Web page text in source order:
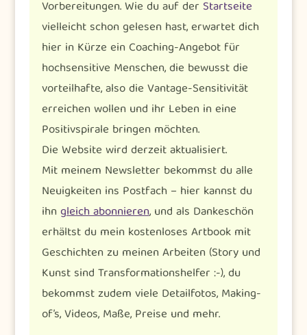
Vorbereitungen. Wie du auf der Startseite
vielleicht schon gelesen hast, erwartet dich
hier in Kürze ein Coaching-Angebot für
hochsensitive Menschen, die bewusst die
vorteilhafte, also die Vantage-Sensitivität
erreichen wollen und ihr Leben in eine
Positivspirale bringen möchten.
Die Website wird derzeit aktualisiert.
Mit meinem Newsletter bekommst du alle
Neuigkeiten ins Postfach – hier kannst du
ihn gleich abonnieren, und als Dankeschön
erhältst du mein kostenloses Artbook mit
Geschichten zu meinen Arbeiten (Story und
Kunst sind Transformationshelfer :-), du
bekommst zudem viele Detailfotos, Making-
of’s, Videos, Maße, Preise und mehr.